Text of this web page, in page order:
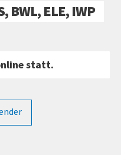
BWL, ELE, IWP
statt.